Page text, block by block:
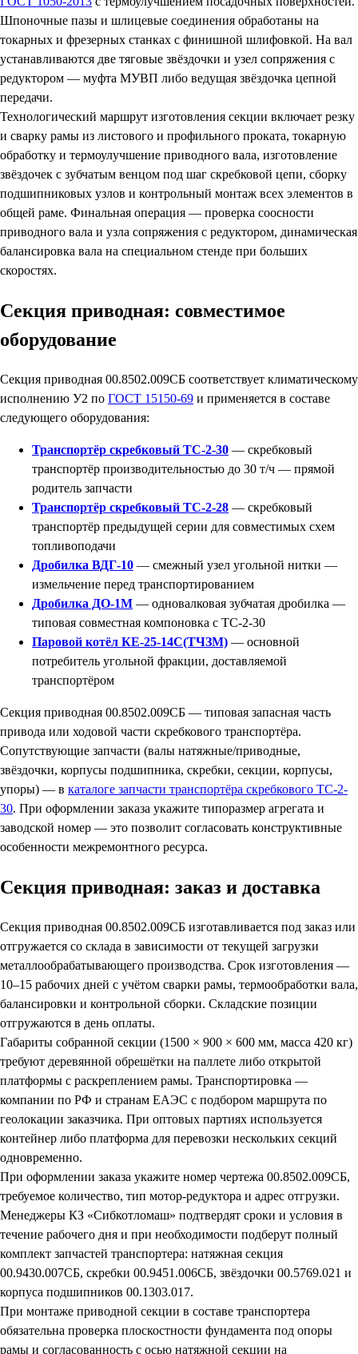
Шпоночные пазы и шлицевые соединения обработаны на
токарных и фрезерных станках с финишной шлифовкой. На вал
устанавливаются две тяговые звёздочки и узел сопряжения с
редуктором — муфта МУВП либо ведущая звёздочка цепной
передачи.
Технологический маршрут изготовления секции включает резку
и сварку рамы из листового и профильного проката, токарную
обработку и термоулучшение приводного вала, изготовление
звёздочек с зубчатым венцом под шаг скребковой цепи, сборку
подшипниковых узлов и контрольный монтаж всех элементов в
общей раме. Финальная операция — проверка соосности
приводного вала и узла сопряжения с редуктором, динамическая
балансировка вала на специальном стенде при больших
скоростях.
Секция приводная: совместимое
оборудование
Секция приводная 00.8502.009СБ соответствует климатическому
исполнению У2 по ГОСТ 15150-69 и применяется в составе
следующего оборудования:
Транспортёр скребковый ТС-2-30 — скребковый
транспортёр производительностью до 30 т/ч — прямой
родитель запчасти
Транспортёр скребковый ТС-2-28 — скребковый
транспортёр предыдущей серии для совместимых схем
топливоподачи
Дробилка ВДГ-10 — смежный узел угольной нитки —
измельчение перед транспортированием
Дробилка ДО-1М — одновалковая зубчатая дробилка —
типовая совместная компоновка с ТС-2-30
Паровой котёл КЕ-25-14С(ТЧЗМ) — основной
потребитель угольной фракции, доставляемой
транспортёром
Секция приводная 00.8502.009СБ — типовая запасная часть
привода или ходовой части скребкового транспортёра.
Сопутствующие запчасти (валы натяжные/приводные,
звёздочки, корпусы подшипника, скребки, секции, корпусы,
упоры) — в каталоге запчасти транспортёра скребкового ТС-2-
30. При оформлении заказа укажите типоразмер агрегата и
заводской номер — это позволит согласовать конструктивные
особенности межремонтного ресурса.
Секция приводная: заказ и доставка
Секция приводная 00.8502.009СБ изготавливается под заказ или
отгружается со склада в зависимости от текущей загрузки
металлообрабатывающего производства. Срок изготовления —
10–15 рабочих дней с учётом сварки рамы, термообработки вала,
балансировки и контрольной сборки. Складские позиции
отгружаются в день оплаты.
Габариты собранной секции (1500 × 900 × 600 мм, масса 420 кг)
требуют деревянной обрешётки на паллете либо открытой
платформы с раскреплением рамы. Транспортировка —
компании по РФ и странам ЕАЭС с подбором маршрута по
геолокации заказчика. При оптовых партиях используется
контейнер либо платформа для перевозки нескольких секций
одновременно.
При оформлении заказа укажите номер чертежа 00.8502.009СБ,
требуемое количество, тип мотор-редуктора и адрес отгрузки.
Менеджеры КЗ «Сибкотломаш» подтвердят сроки и условия в
течение рабочего дня и при необходимости подберут полный
комплект запчастей транспортера: натяжная секция
00.9430.007СБ, скребки 00.9451.006СБ, звёздочки 00.5769.021 и
корпуса подшипников 00.1303.017.
При монтаже приводной секции в составе транспортера
обязательна проверка плоскостности фундамента под опоры
рамы и согласованность с осью натяжной секции на